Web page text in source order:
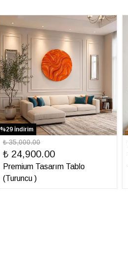
%29 İndirim
₺ 35,000.00
₺ 24,900.00
Premium Tasarım Tablo
(Turuncu )